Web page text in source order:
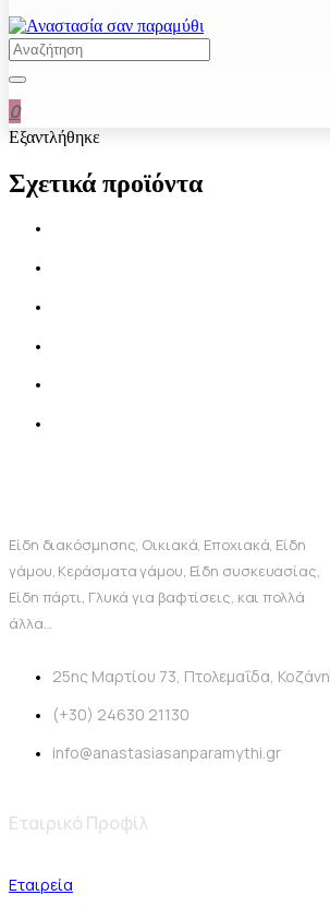
0
Εξαντλήθηκε
Σχετικά προϊόντα
Είδη διακόσμησης, Οικιακά, Εποχιακά, Είδη
γάμου, Κεράσματα γάμου, Είδη συσκευασίας,
Είδη πάρτι, Γλυκά για βαφτίσεις, και πολλά
άλλα...
25ης Μαρτίου 73, Πτολεμαΐδα, Κοζάνη
(+30) 24630 21130
info@anastasiasanparamythi.gr
Εταιρικό Προφίλ
Εταιρεία